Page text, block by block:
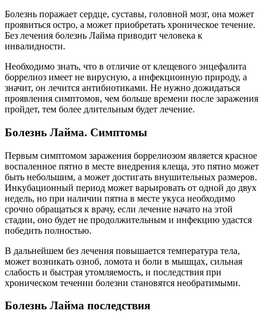
Болезнь поражает сердце, суставы, головной мозг, она может
проявиться остро, а может приобретать хроническое течение.
Без лечения болезнь Лайма приводит человека к
инвалидности.
Необходимо знать, что в отличие от клещевого энцефалита
боррелиоз имеет не вирусную, а инфекционную природу, а
значит, он лечится антибиотиками. Не нужно дожидаться
проявления симптомов, чем больше времени после заражения
пройдет, тем более длительным будет лечение.
Болезнь Лайма. Симптомы
Первым симптомом заражения боррелиозом является красное
воспаленное пятно в месте внедрения клеща, это пятно может
быть небольшим, а может достигать внушительных размеров.
Инкубационный период может варьировать от одной до двух
недель, но при наличии пятна в месте укуса необходимо
срочно обращаться к врачу, если лечение начато на этой
стадии, оно будет не продолжительным и инфекцию удастся
победить полностью.
В дальнейшем без лечения повышается температура тела,
может возникать озноб, ломота и боли в мышцах, сильная
слабость и быстрая утомляемость, и последствия при
хроническом течении болезни становятся необратимыми.
Болезнь Лайма последствия